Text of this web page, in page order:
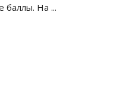
баллы. На ...